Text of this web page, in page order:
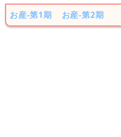
お産-第1期 お産-第2期